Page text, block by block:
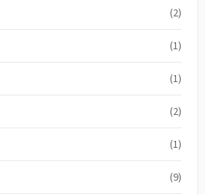
(2)
(1)
(1)
(2)
(1)
(9)